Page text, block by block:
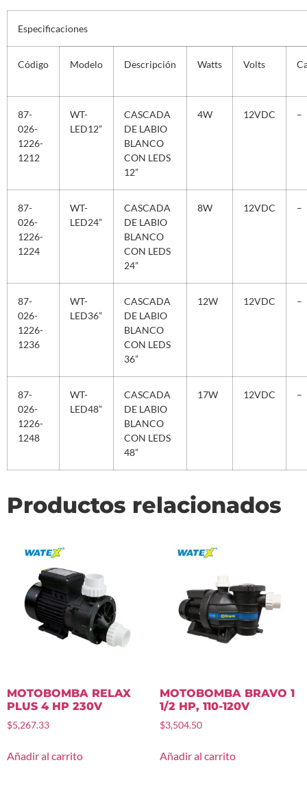
Especificaciones
Código Modelo Descripción Watts Volts
87-
026-
1226-
1212
WT-
LED12”
CASCADA
DE LABIO
BLANCO
CON LEDS
12”
4W 12VDC –
87-
026-
1226-
1224
WT-
LED24”
CASCADA
DE LABIO
BLANCO
CON LEDS
24”
8W 12VDC –
87-
026-
1226-
1236
WT-
LED36”
CASCADA
DE LABIO
BLANCO
CON LEDS
36”
12W 12VDC –
87-
026-
1226-
1248
WT-
LED48”
CASCADA
DE LABIO
BLANCO
CON LEDS
48”
17W 12VDC –
Productos relacionados
MOTOBOMBA RELAX
PLUS 4 HP 230V
$5,267.33
Añadir al carrito
MOTOBOMBA BRAVO 1
1/2 HP, 110-120V
$3,504.50
Añadir al carrito